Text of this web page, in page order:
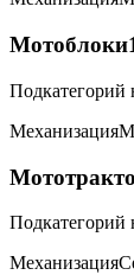
Мотоблоки
Подкатегорий
Механизация
Подкатегорий
Механизация